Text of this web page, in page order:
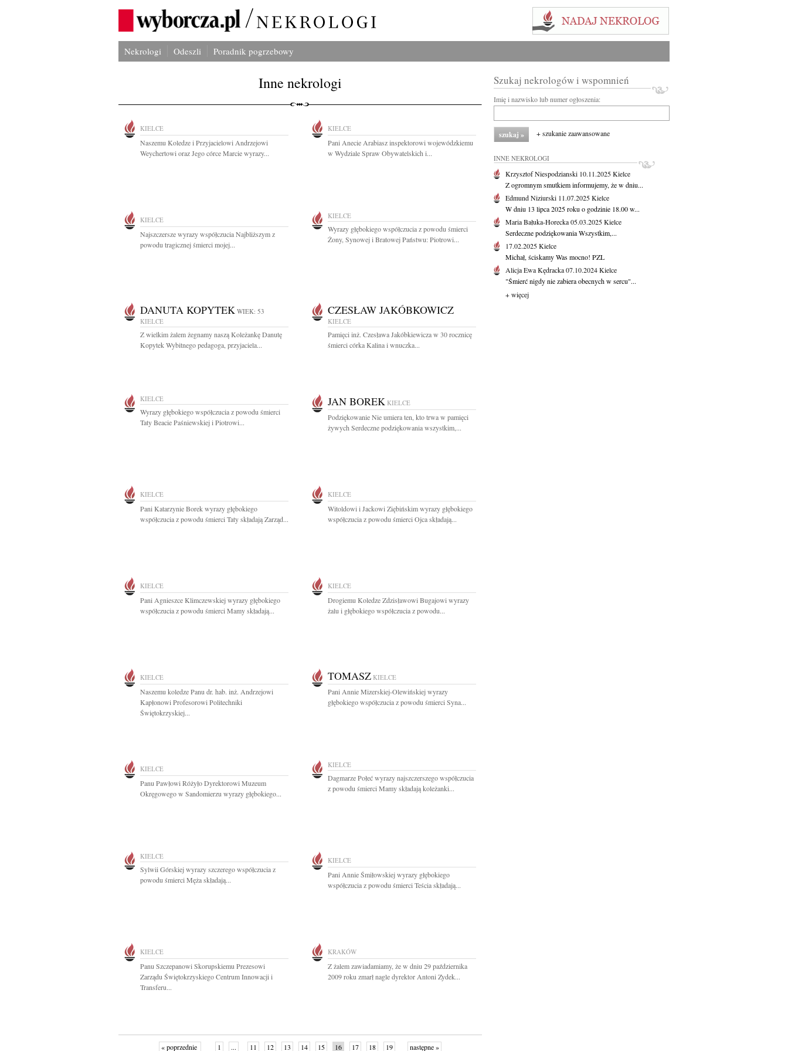
Nekrologi Odeszli Poradnik pogrzebowy
Inne nekrologi
KIELCE
Naszemu Koledze i Przyjacielowi Andrzejowi
Weychertowi oraz Jego córce Marcie wyrazy...
KIELCE
Pani Anecie Arabiasz inspektorowi wojewódzkiemu
w Wydziale Spraw Obywatelskich i...
KIELCE
Najszczersze wyrazy współczucia Najbliższym z
powodu tragicznej śmierci mojej...
KIELCE
Wyrazy głębokiego współczucia z powodu śmierci
Żony, Synowej i Bratowej Państwu: Piotrowi...
DANUTA KOPYTEK WIEK: 53
KIELCE
Z wielkim żalem żegnamy naszą Koleżankę Danutę
Kopytek Wybitnego pedagoga, przyjaciela...
CZESŁAW JAKÓBKOWICZ
KIELCE
Pamięci inż. Czesława Jakóbkiewicza w 30 rocznicę
śmierci córka Kalina i wnuczka...
KIELCE
Wyrazy głębokiego współczucia z powodu śmierci
Taty Beacie Paśniewskiej i Piotrowi...
JAN BOREK KIELCE
Podziękowanie Nie umiera ten, kto trwa w pamięci
żywych Serdeczne podziękowania wszystkim,...
KIELCE
Pani Katarzynie Borek wyrazy głębokiego
współczucia z powodu śmierci Taty składają Zarząd...
KIELCE
Witoldowi i Jackowi Ziębińskim wyrazy głębokiego
współczucia z powodu śmierci Ojca składają...
KIELCE
Pani Agnieszce Klimczewskiej wyrazy głębokiego
współczucia z powodu śmierci Mamy składają...
KIELCE
Drogiemu Koledze Zdzisławowi Bugajowi wyrazy
żalu i głębokiego współczucia z powodu...
KIELCE
Naszemu koledze Panu dr. hab. inż. Andrzejowi
Kapłonowi Profesorowi Politechniki
Świętokrzyskiej...
TOMASZ KIELCE
Pani Annie Mizerskiej-Olewińskiej wyrazy
głębokiego współczucia z powodu śmierci Syna...
KIELCE
Panu Pawłowi Różyło Dyrektorowi Muzeum
Okręgowego w Sandomierzu wyrazy głębokiego...
KIELCE
Dagmarze Połeć wyrazy najszczerszego współczucia
z powodu śmierci Mamy składają koleżanki...
KIELCE
Sylwii Górskiej wyrazy szczerego współczucia z
powodu śmierci Męża składają...
KIELCE
Pani Annie Śmiłowskiej wyrazy głębokiego
współczucia z powodu śmierci Teścia składają...
KIELCE
Panu Szczepanowi Skorupskiemu Prezesowi
Zarządu Świętokrzyskiego Centrum Innowacji i
Transferu...
KRAKÓW
Z żalem zawiadamiamy, że w dniu 29 października
2009 roku zmarł nagle dyrektor Antoni Zydek...
« poprzednie 1 ... 11 12 13 14 15 16 17 18 19 następne »
Szukaj nekrologów i wspomnień
Imię i nazwisko lub numer ogłoszenia:
+ szukanie zaawansowane
INNE NEKROLOGI
Krzysztof Niespodzianski 10.11.2025Kielce
Z ogromnym smutkiem informujemy, że w dniu...
Edmund Niziurski 11.07.2025Kielce
W dniu 13 lipca 2025 roku o godzinie 18.00 w...
Maria Bałuka-Horecka05.03.2025Kielce
Serdeczne podziękowania Wszystkim,...
17.02.2025Kielce
Michał, ściskamy Was mocno! PZL
Alicja Ewa Kędracka07.10.2024Kielce
"Śmierć nigdy nie zabiera obecnych w sercu"...
+ więcej